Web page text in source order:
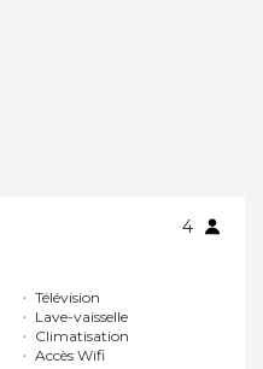
4
Télévision
Lave-vaisselle
Climatisation
Accès Wifi